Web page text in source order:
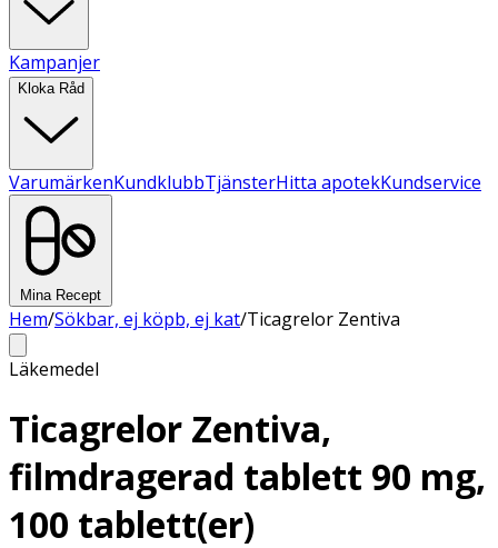
Kampanjer
Kloka Råd
VarumärkenKundklubbTjänsterHitta apotekKundservice
Mina Recept
Hem/Sökbar, ej köpb, ej kat/Ticagrelor Zentiva
Läkemedel
Ticagrelor Zentiva,
filmdragerad tablett 90 mg,
100 tablett(er)